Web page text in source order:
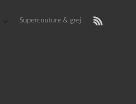
Supercouture & grej